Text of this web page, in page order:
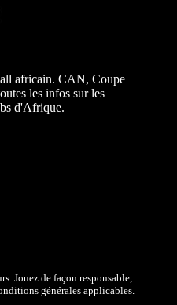
africain. CAN, Coupe
les infos sur les
d'Afrique.
Jouez de façon responsable,
générales applicables.